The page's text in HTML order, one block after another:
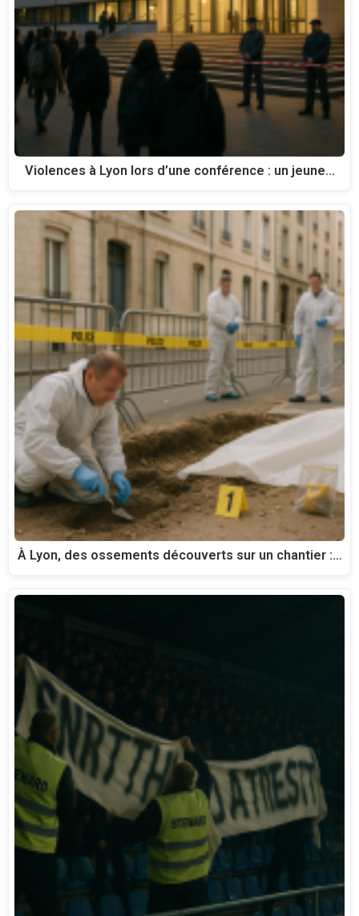
Violences à Lyon lors d’une conférence : un jeune…
À Lyon, des ossements découverts sur un chantier :…